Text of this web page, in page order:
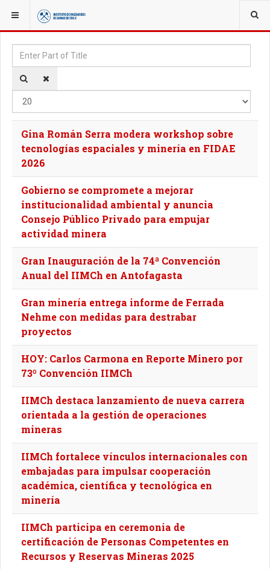
YOU ARE HERE: TAGS
Enter Part of Title
Gina Román Serra modera workshop sobre
tecnologías espaciales y minería en FIDAE
2026
Gobierno se compromete a mejorar
institucionalidad ambiental y anuncia
Consejo Público Privado para empujar
actividad minera
Gran Inauguración de la 74ª Convención
Anual del IIMCh en Antofagasta
Gran minería entrega informe de Ferrada
Nehme con medidas para destrabar
proyectos
HOY: Carlos Carmona en Reporte Minero por
73º Convención IIMCh
IIMCh destaca lanzamiento de nueva carrera
orientada a la gestión de operaciones
mineras
IIMCh fortalece vínculos internacionales con
embajadas para impulsar cooperación
académica, científica y tecnológica en
minería
IIMCh participa en ceremonia de
certificación de Personas Competentes en
Recursos y Reservas Mineras 2025